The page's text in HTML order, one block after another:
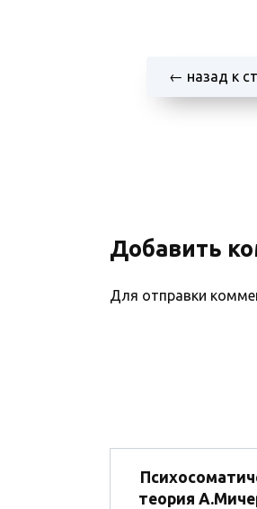
← назад к
Добавить
Для отправки
теория